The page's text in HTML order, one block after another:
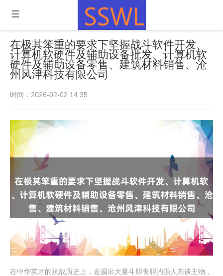
在极其笨重的要求下坚握战斗软件开发、
计算机软硬件及辅助设备批发、计算机软
硬件及辅助设备零售、建筑材料销售、沧
州风津科技有限公司
时间：2026-02-02 14:35
在中华英才的抗战历史上，走漏出大量斗胆丧胆的强人东谈主物，